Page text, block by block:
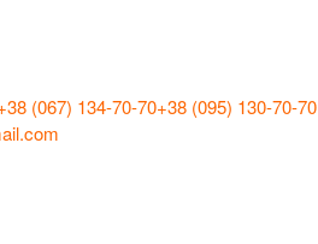
(067) 134-70-70+38 (095) 130-70-70